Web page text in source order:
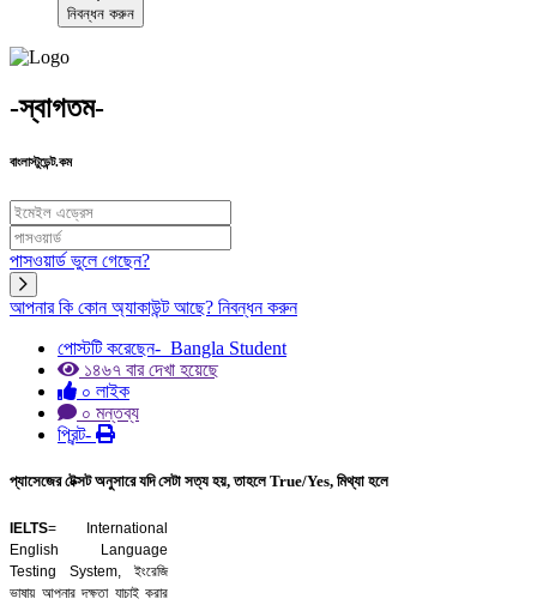
নিবন্ধন করুন
-স্বাগতম-
বাংলাস্টুডেন্ট.কম
পাসওয়ার্ড ভুলে গেছেন?
আপনার কি কোন অ্যাকাউন্ট আছে? নিবন্ধন করুন
পোস্টটি করেছেন- Bangla Student
১৪৬৭ বার দেখা হয়েছে
০ লাইক
০ মন্তব্য
প্রিন্ট-
প্যাসেজের টেক্সট অনুসারে যদি সেটা সত্য হয়, তাহলে True/Yes, মিথ্যা হলে
IELTS= International
English Language
Testing System, ইংরেজি
ভাষায় আপনার দক্ষতা যাচাই করার